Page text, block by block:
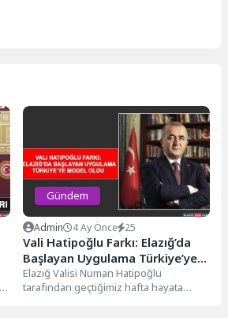
Gündem
Admin 4 Ay Önce 25
Vali Hatipoğlu Farkı: Elazığ’da
Başlayan Uygulama Türkiye’ye
Model Oldu
Elazığ Valisi Numan Hatipoğlu
tarafından geçtiğimiz hafta hayata